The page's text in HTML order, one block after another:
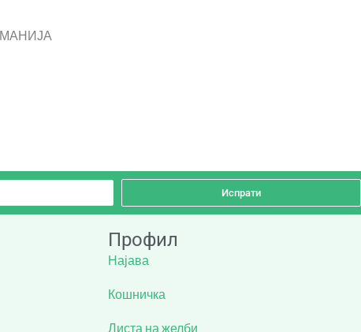
Испрати
Профил
Најава
Кошничка
Листа на желби